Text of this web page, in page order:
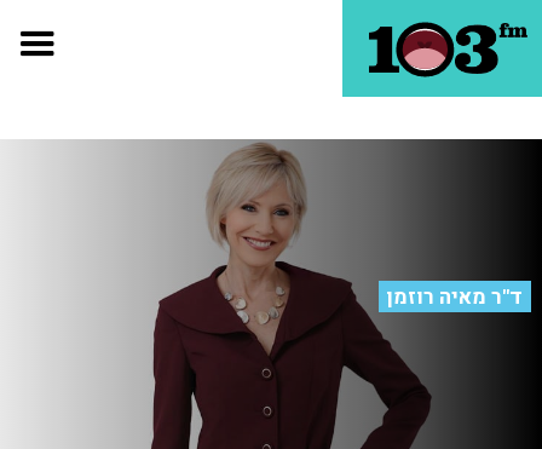
ד"ר מאיה רוזמן